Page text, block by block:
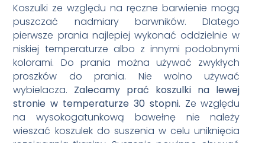
Koszulki ze względu na ręczne barwienie mogą
puszczać nadmiary barwników. Dlatego
pierwsze prania najlepiej wykonać oddzielnie w
niskiej temperaturze albo z innymi podobnymi
kolorami. Do prania można używać zwykłych
proszków do prania. Nie wolno używać
wybielacza. Zalecamy prać koszulki na lewej
stronie w temperaturze 30 stopni. Ze względu
na wysokogatunkową bawełnę nie należy
wieszać koszulek do suszenia w celu uniknięcia